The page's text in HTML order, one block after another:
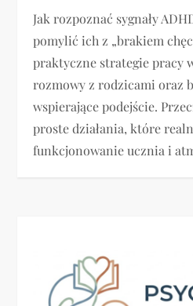
Jak rozpoznać sygnały
pomylić ich z „brakiem
praktyczne strategie pracy
rozmowy z rodzicami oraz
wspierające podejście.
proste działania, które
funkcjonowanie ucznia i